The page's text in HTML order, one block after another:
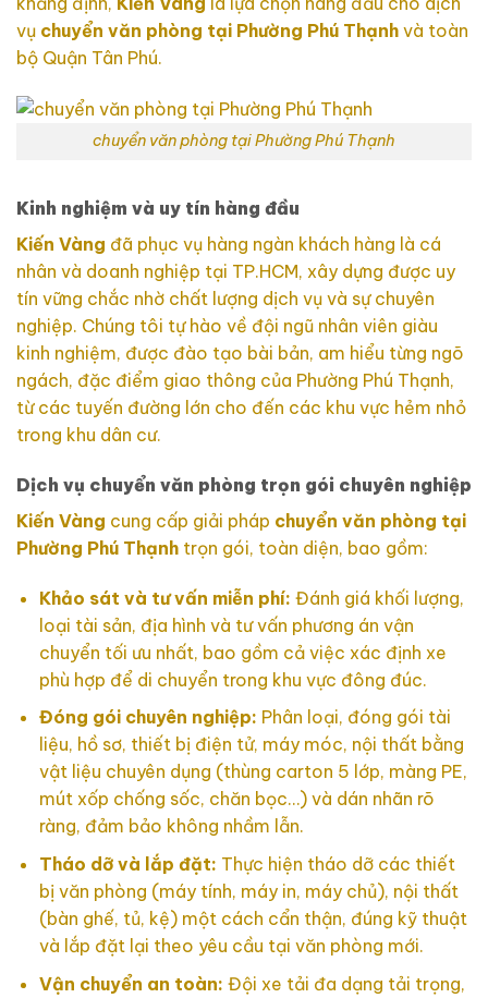
vụ chuyển văn phòng tại Phường Phú Thạnh và toàn
bộ Quận Tân Phú.
chuyển văn phòng tại Phường Phú Thạnh
Kinh nghiệm và uy tín hàng đầu
Kiến Vàng đã phục vụ hàng ngàn khách hàng là cá
nhân và doanh nghiệp tại TP.HCM, xây dựng được uy
tín vững chắc nhờ chất lượng dịch vụ và sự chuyên
nghiệp. Chúng tôi tự hào về đội ngũ nhân viên giàu
kinh nghiệm, được đào tạo bài bản, am hiểu từng ngõ
ngách, đặc điểm giao thông của Phường Phú Thạnh,
từ các tuyến đường lớn cho đến các khu vực hẻm nhỏ
trong khu dân cư.
Dịch vụ chuyển văn phòng trọn gói chuyên nghiệp
Kiến Vàng cung cấp giải pháp chuyển văn phòng tại
Phường Phú Thạnh trọn gói, toàn diện, bao gồm:
Khảo sát và tư vấn miễn phí: Đánh giá khối lượng,
loại tài sản, địa hình và tư vấn phương án vận
chuyển tối ưu nhất, bao gồm cả việc xác định xe
phù hợp để di chuyển trong khu vực đông đúc.
Đóng gói chuyên nghiệp: Phân loại, đóng gói tài
liệu, hồ sơ, thiết bị điện tử, máy móc, nội thất bằng
vật liệu chuyên dụng (thùng carton 5 lớp, màng PE,
mút xốp chống sốc, chăn bọc…) và dán nhãn rõ
ràng, đảm bảo không nhầm lẫn.
Tháo dỡ và lắp đặt: Thực hiện tháo dỡ các thiết
bị văn phòng (máy tính, máy in, máy chủ), nội thất
(bàn ghế, tủ, kệ) một cách cẩn thận, đúng kỹ thuật
và lắp đặt lại theo yêu cầu tại văn phòng mới.
Vận chuyển an toàn: Đội xe tải đa dạng tải trọng,